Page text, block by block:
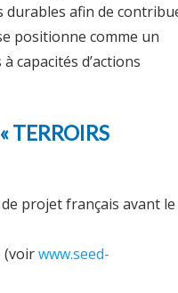
durables afin de
positionne comme un
capacités d’actions
TERROIRS
projet français avant le
(voirwww.seed-